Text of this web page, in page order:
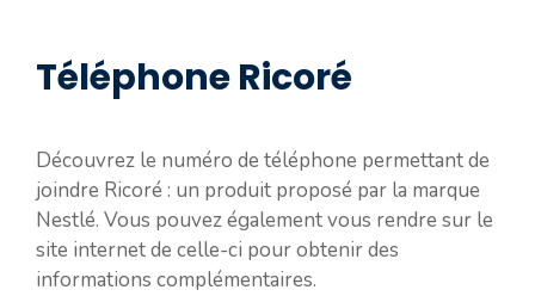
Téléphone Ricoré
Découvrez le numéro de téléphone permettant de
joindre Ricoré : un produit proposé par la marque
Nestlé. Vous pouvez également vous rendre sur le
site internet de celle-ci pour obtenir des
informations complémentaires.